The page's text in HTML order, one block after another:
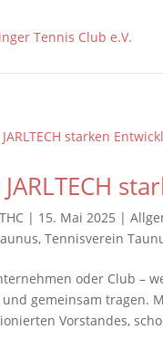
| 15. Mai 2025 |
,Tennisverein
oder Club –
gemeinsam tragen.
Vorstandes,